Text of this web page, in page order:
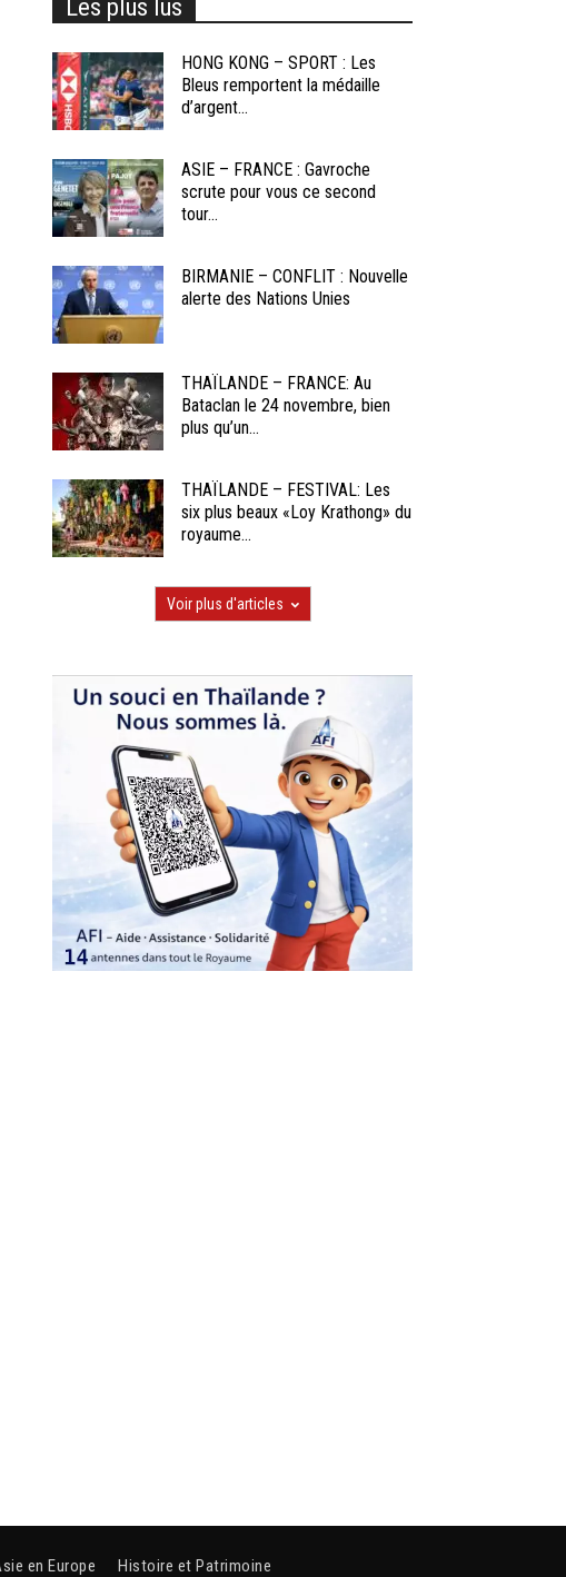
Les plus lus
HONG KONG – SPORT : Les
Bleus remportent la médaille
d’argent...
ASIE – FRANCE : Gavroche
scrute pour vous ce second
tour...
BIRMANIE – CONFLIT : Nouvelle
alerte des Nations Unies
THAÏLANDE – FRANCE: Au
Bataclan le 24 novembre, bien
plus qu’un...
THAÏLANDE – FESTIVAL: Les
six plus beaux «Loy Krathong» du
royaume...
Voir plus d'articles
en Europe Histoire et Patrimoine